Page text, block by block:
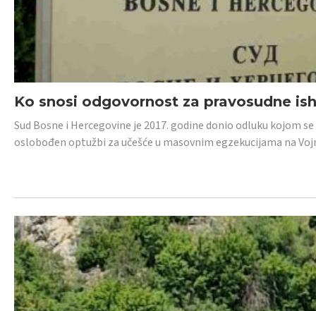
Ko snosi odgovornost za pravosudne
Sud Bosne i Hercegovine je 2017. godine donio odluku kojom
oslobođen optužbi za učešće u masovnim egzekucijama na